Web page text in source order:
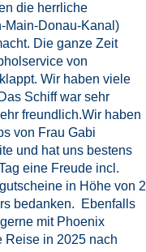
die herrliche
Donau-Kanal)
Die ganze Zeit
von
Wir haben viele
Schiff war sehr
freundlich.Wir haben
von Frau Gabi
und hat uns bestens
eine Freude incl.
in Höhe von 2
bedanken. Ebenfalls
mit Phoenix
Reise in 2025 nach